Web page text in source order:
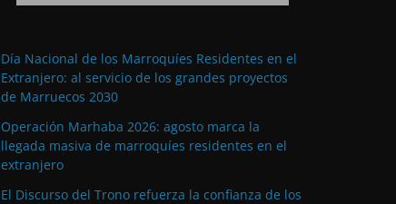
Día Nacional de los Marroquíes Residentes en el
Extranjero: al servicio de los grandes proyectos
de Marruecos 2030
Operación Marhaba 2026: agosto marca la
llegada masiva de marroquíes residentes en el
extranjero
El Discurso del Trono refuerza la confianza de los